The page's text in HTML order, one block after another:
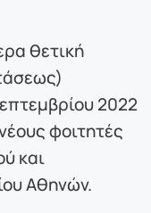
θετική
2022
φοιτητές
και
Αθηνών.